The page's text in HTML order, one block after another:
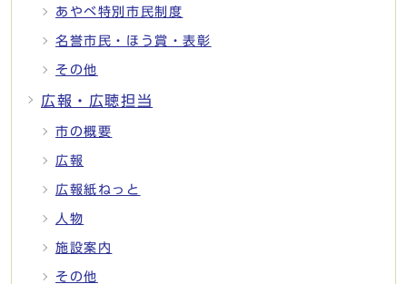
あやべ特別市民制度
名誉市民・ほう賞・表彰
その他
広報・広聴担当
市の概要
広報
広報紙ねっと
人物
施設案内
その他